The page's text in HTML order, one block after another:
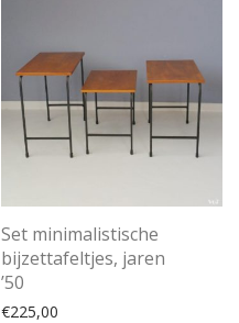
Set minimalistische
bijzettafeltjes, jaren
’50
€225,00